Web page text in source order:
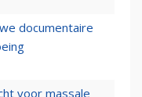
documentaire
voor massale